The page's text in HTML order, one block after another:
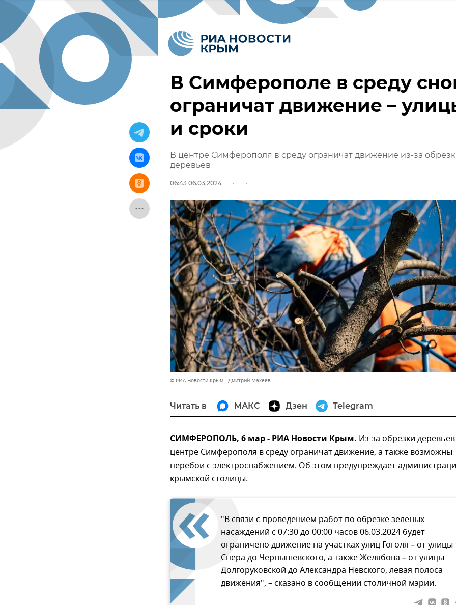
В Симферополе в среду
ограничат движение –
и сроки
В центре Симферополя в среду ограничат движение из-за
деревьев
06:43 06.03.2024
© РИА Новости Крым . Дмитрий Макеев
Читать в МАКС Дзен Telegram
СИМФЕРОПОЛЬ, 6 мар - РИА Новости Крым. Из-за обрезки
центре Симферополя в среду ограничат движение, а также возможны
перебои с электроснабжением. Об этом предупреждает
крымской столицы.
"В связи с проведением работ по обрезке зеленых
насаждений с 07:30 до 00:00 часов 06.03.2024 будет
ограничено движение на участках улиц Гоголя – от улицы
Спера до Чернышевского, а также Желябова – от улицы
Долгоруковской до Александра Невского, левая полоса
движения", – сказано в сообщении столичной мэрии.